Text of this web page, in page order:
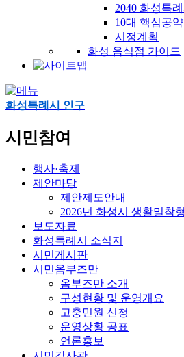
2040 화성특
10대 핵심공
시정계획
화성 음식점 가이드
화성특례시 인구
시민참여
행사·축제
제안마당
제안제도안내
2026년 화성시 생활밀착
보도자료
화성특례시 소식지
시민게시판
시민옴부즈만
옴부즈만 소개
구성현황 및 운영개요
고충민원 신청
운영상황 공표
언론홍보